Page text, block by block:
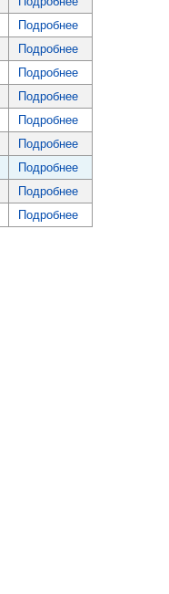
Подробнее
Подробнее
Подробнее
Подробнее
Подробнее
Подробнее
Подробнее
Подробнее
Подробнее